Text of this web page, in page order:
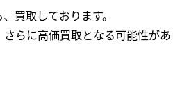
買取しております。
らに高価買取となる可能性が